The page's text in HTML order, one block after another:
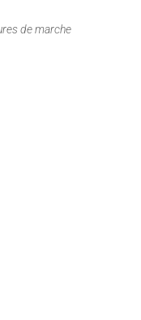
de marche